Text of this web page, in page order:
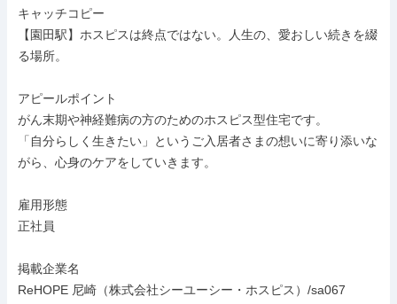
キャッチコピー
【園田駅】ホスピスは終点ではない。人生の、愛おしい続きを綴
る場所。
アピールポイント
がん末期や神経難病の方のためのホスピス型住宅です。
「自分らしく生きたい」というご入居者さまの想いに寄り添いな
がら、心身のケアをしていきます。
雇用形態
正社員
掲載企業名
ReHOPE 尼崎（株式会社シーユーシー・ホスピス）/sa067